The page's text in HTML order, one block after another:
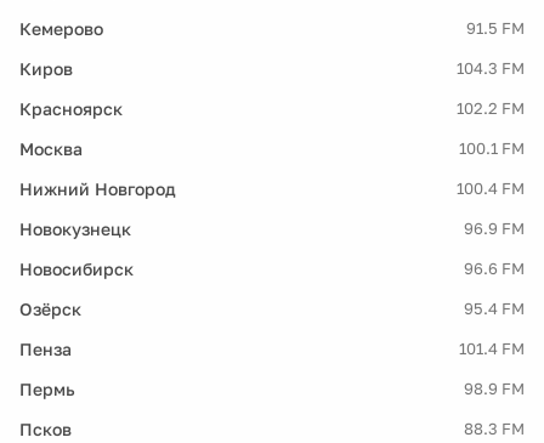
Кемерово 91.5 FM
Киров 104.3 FM
Красноярск 102.2 FM
Москва 100.1 FM
Нижний Новгород 100.4 FM
Новокузнецк 96.9 FM
Новосибирск 96.6 FM
Озёрск 95.4 FM
Пенза 101.4 FM
Пермь 98.9 FM
Псков 88.3 FM